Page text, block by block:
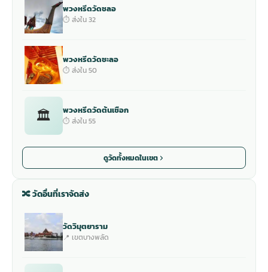
พวงหรีดวัดชลอ
⏱ ส่งใน 32
พวงหรีดวัดชะลอ
⏱ ส่งใน 50
🏛 พวงหรีดวัดต้นเชือก
⏱ ส่งใน 55
ดูวัดทั้งหมดในเขต
🔀 วัดอื่นที่เราจัดส่ง
วัดวิมุตยาราม
📍 เขตบางพลัด